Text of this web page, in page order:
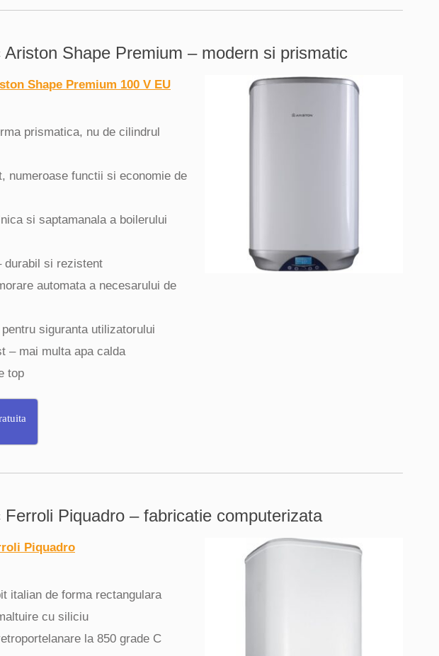
Ariston Shape Premium – modern si prismatic
Shape Premium 100 V EU
prismatica, nu de cilindrul
numeroase functii si economie de
si saptamanala a boilerului
durabil si rezistent
automata a necesarului de
siguranta utilizatorului
– mai multa apa calda
top
Ferroli Piquadro – fabricatie computerizata
Piquadro
italian de forma rectangulara
cu siliciu
la 850 grade C